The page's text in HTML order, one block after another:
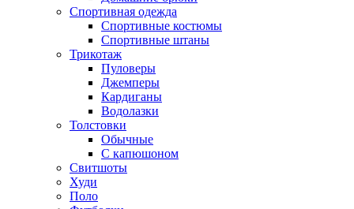
Спортивная одежда
Спортивные костюмы
Спортивные штаны
Трикотаж
Пуловеры
Джемперы
Кардиганы
Водолазки
Толстовки
Обычные
С капюшоном
Свитшоты
Худи
Поло